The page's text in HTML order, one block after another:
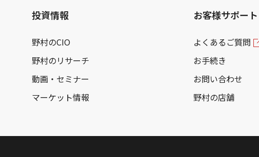
投資情報
野村のCIO
野村のリサーチ
動画・セミナー
マーケット情報
お客様サポート
よくあるご質問
お手続き
お問い合わせ
野村の店舗